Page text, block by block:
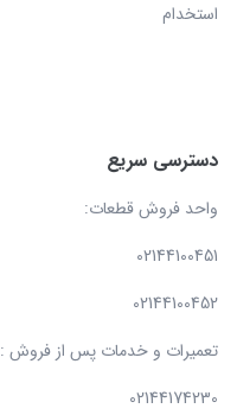
استخدام
دسترسی سریع
واحد فروش قطعات:
02144100451
02144100452
تعمیرات و خدمات پس از فروش :
02144174230